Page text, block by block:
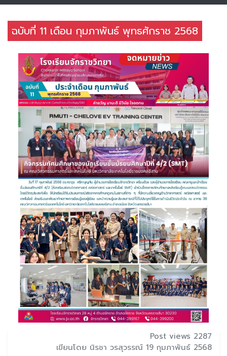
ฉบับที่ 11 เดือน กุมภาพันธ์ พุทธศักราช 2568
Post views 2287
เขียนโดย นิรชา วรสุวรรณ์ 19 กุมภาพันธ์ 2568